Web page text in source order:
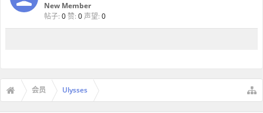
New Member
帖子: 0赞: 0 声望: 0
会员 Ulysses